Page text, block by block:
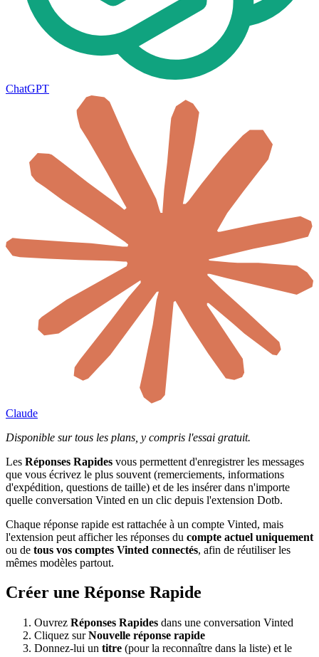
ChatGPT
Claude
Disponible sur tous les plans, y compris l'essai gratuit.
Les Réponses Rapides vous permettent d'enregistrer les messages
que vous écrivez le plus souvent (remerciements, informations
d'expédition, questions de taille) et de les insérer dans n'importe
quelle conversation Vinted en un clic depuis l'extension Dotb.
Chaque réponse rapide est rattachée à un compte Vinted, mais
l'extension peut afficher les réponses du compte actuel uniquement
ou de tous vos comptes Vinted connectés, afin de réutiliser les
mêmes modèles partout.
Créer une Réponse Rapide
Ouvrez Réponses Rapides dans une conversation Vinted
Cliquez surNouvelle réponse rapide
Donnez-lui un titre (pour la reconnaître dans la liste) et le